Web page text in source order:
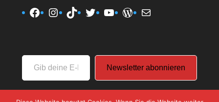
Facebook
Instagram
TikTokTwitterYouTube
WordPress
E-Mail
deine
E-
Newsletter abonnieren